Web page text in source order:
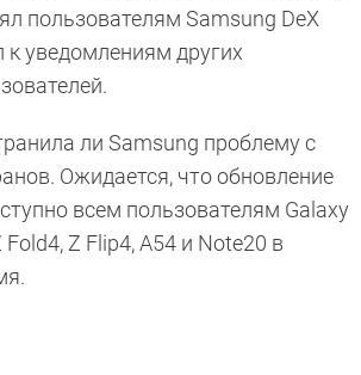
пользователям Samsung DeX
к уведомлениям других
ли Samsung проблему с
Ожидается, что обновление
всем пользователям Galaxy
Fold4, Z Flip4, A54 и Note20 в